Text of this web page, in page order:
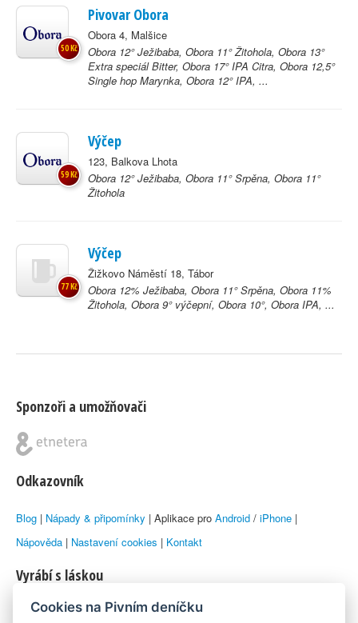
Pivovar Obora
Obora 4, Malšice
Obora 12° Ježibaba, Obora 11° Žitohola, Obora 13°
Extra speciál Bitter, Obora 17° IPA Citra, Obora 12,5°
Single hop Marynka, Obora 12° IPA, ...
50 Kč
Výčep
123, Balkova Lhota
Obora 12° Ježibaba, Obora 11° Srpěna, Obora 11°
Žitohola
59 Kč
Výčep
Žižkovo Náměstí 18, Tábor
Obora 12% Ježibaba, Obora 11° Srpěna, Obora 11%
Žitohola, Obora 9° výčepní, Obora 10°, Obora IPA, ...
77 Kč
Sponzoři a umožňovači
Odkazovník
Blog | Nápady & připomínky | Aplikace pro Android / iPhone |
Nápověda | Nastavení cookies | Kontakt
Vyrábí s láskou
© 2010–2026 byLukáš Zemanaka Emka
Cookies na Pivním deníčku